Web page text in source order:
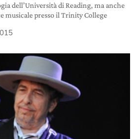
dell’Università di Reading, ma anche
musicale presso il Trinity College